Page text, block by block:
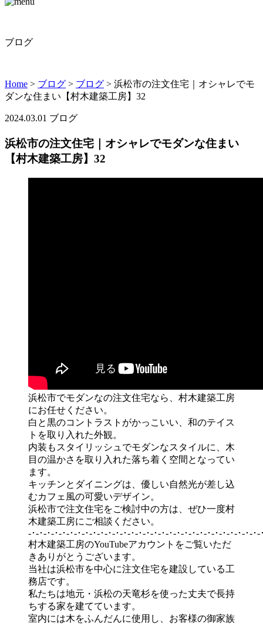
ブログ
Home > ブログ > ブログ > 浜松市の注文住宅｜オシャレでモ
ダンな住まい【村木建築工房】32
2024.03.01 ブログ
浜松市の注文住宅｜オシャレでモダンな住まい
【村木建築工房】32
浜松市でモダンなの注文住宅なら、村木建築工房
にお任せください。
白と黒のコントラストがかっこいい、和のテイス
トを取り入れた外観。
内装もスタイリッシュでモダンなスタイルに、木
目の温かさを取り入れた落ち着く空間となってい
ます。
キッチンとダイニングは、優しい自然光が差し込
むカフェ風の可愛いデザイン。
浜松市で注文住宅をご検討中の方は、ぜひ一度村
木建築工房にご相談ください。
-･-･-･-･-･-･-･-･-･-･-･-･-･-･-･-･-･-･-･-･-･-･-･-･-･-･-･-･-･-･
村木建築工房のYouTubeアカウントをご覧いただ
きありがとうございます。
当社は浜松市を中心に注文住宅を建設している工
務店です。
私たちは地元・浜松の天竜杉を使った丈夫で長持
ちする家を建てています。
室内には木をふんだんに使用し、お客様の御家族